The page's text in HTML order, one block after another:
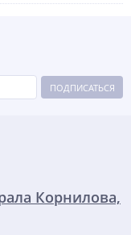
ПОДПИСАТЬСЯ
Корнилова,